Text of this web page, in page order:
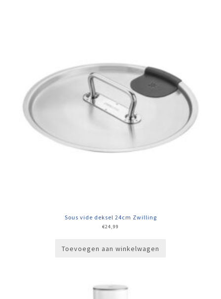
Sous vide deksel 24cm Zwilling
€24,99
Toevoegen aan winkelwagen